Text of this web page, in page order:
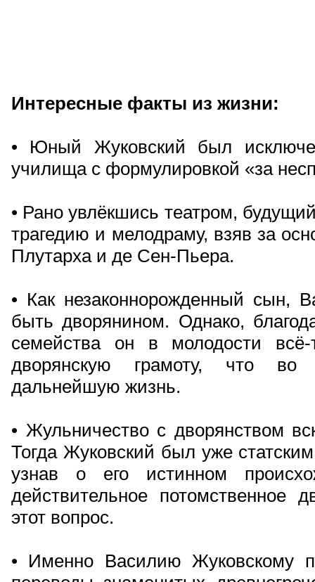
Интересные факты из жизни:
• Юный Жуковский был
училища с формулировкой «за
• Рано увлёкшись театром,
трагедию и мелодраму, взяв за
Плутарха и де Сен-Пьера.
• Как незаконнорожденный сын,
быть дворянином. Однако,
семейства он в молодости
дворянскую грамоту, что во
дальнейшую жизнь.
• Жульничество с дворянством
Тогда Жуковский был уже
узнав о его истинном
действительное потомственное
этот вопрос.
• Именно Василию Жуковскому